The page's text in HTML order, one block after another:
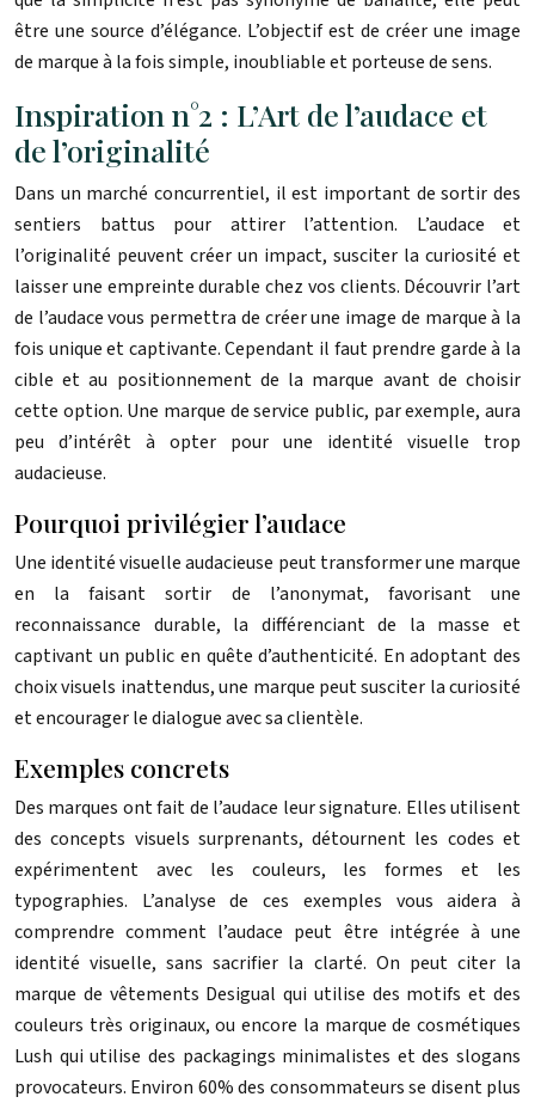
être une source d’élégance. L’objectif est de créer une image
de marque à la fois simple, inoubliable et porteuse de sens.
Inspiration n°2 : L’Art de l’audace et
de l’originalité
Dans un marché concurrentiel, il est important de sortir des
sentiers battus pour attirer l’attention. L’audace et
l’originalité peuvent créer un impact, susciter la curiosité et
laisser une empreinte durable chez vos clients. Découvrir l’art
de l’audace vous permettra de créer une image de marque à la
fois unique et captivante. Cependant il faut prendre garde à la
cible et au positionnement de la marque avant de choisir
cette option. Une marque de service public, par exemple, aura
peu d’intérêt à opter pour une identité visuelle trop
audacieuse.
Pourquoi privilégier l’audace
Une identité visuelle audacieuse peut transformer une marque
en la faisant sortir de l’anonymat, favorisant une
reconnaissance durable, la différenciant de la masse et
captivant un public en quête d’authenticité. En adoptant des
choix visuels inattendus, une marque peut susciter la curiosité
et encourager le dialogue avec sa clientèle.
Exemples concrets
Des marques ont fait de l’audace leur signature. Elles utilisent
des concepts visuels surprenants, détournent les codes et
expérimentent avec les couleurs, les formes et les
typographies. L’analyse de ces exemples vous aidera à
comprendre comment l’audace peut être intégrée à une
identité visuelle, sans sacrifier la clarté. On peut citer la
marque de vêtements Desigual qui utilise des motifs et des
couleurs très originaux, ou encore la marque de cosmétiques
Lush qui utilise des packagings minimalistes et des slogans
provocateurs. Environ 60% des consommateurs se disent plus